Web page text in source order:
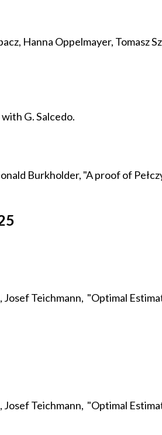
Hanna Oppelmayer, Tomasz
G. Salcedo.
Burkholder, "A proof of
Teichmann, "Optimal
Teichmann, "Optimal